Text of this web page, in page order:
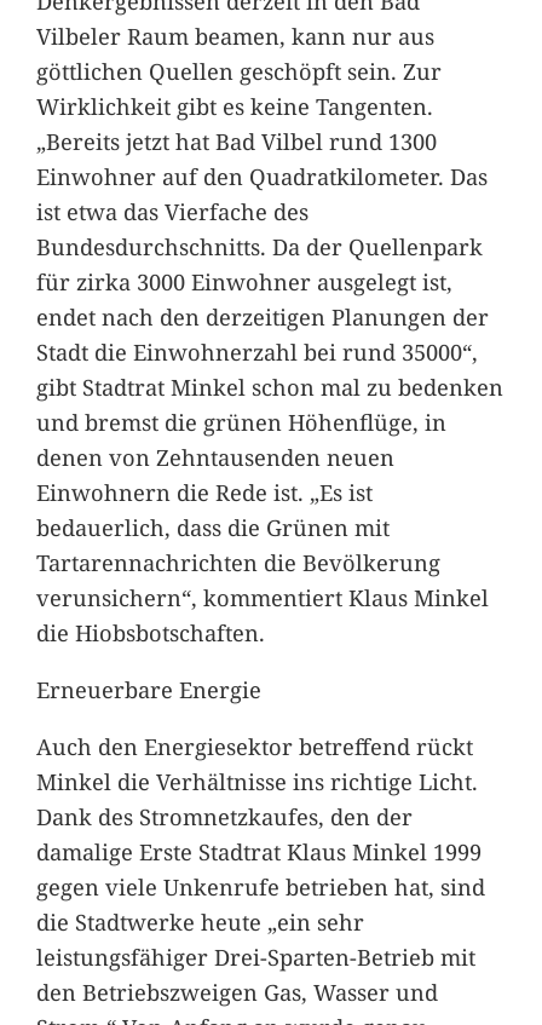
Vilbeler Raum beamen, kann nur aus
göttlichen Quellen geschöpft sein. Zur
Wirklichkeit gibt es keine Tangenten.
„Bereits jetzt hat Bad Vilbel rund 1300
Einwohner auf den Quadratkilometer. Das
ist etwa das Vierfache des
Bundesdurchschnitts. Da der Quellenpark
für zirka 3000 Einwohner ausgelegt ist,
endet nach den derzeitigen Planungen der
Stadt die Einwohnerzahl bei rund 35000“,
gibt Stadtrat Minkel schon mal zu bedenken
und bremst die grünen Höhenflüge, in
denen von Zehntausenden neuen
Einwohnern die Rede ist. „Es ist
bedauerlich, dass die Grünen mit
Tartarennachrichten die Bevölkerung
verunsichern“, kommentiert Klaus Minkel
die Hiobsbotschaften.
Erneuerbare Energie
Auch den Energiesektor betreffend rückt
Minkel die Verhältnisse ins richtige Licht.
Dank des Stromnetzkaufes, den der
damalige Erste Stadtrat Klaus Minkel 1999
gegen viele Unkenrufe betrieben hat, sind
die Stadtwerke heute „ein sehr
leistungsfähiger Drei-Sparten-Betrieb mit
den Betriebszweigen Gas, Wasser und